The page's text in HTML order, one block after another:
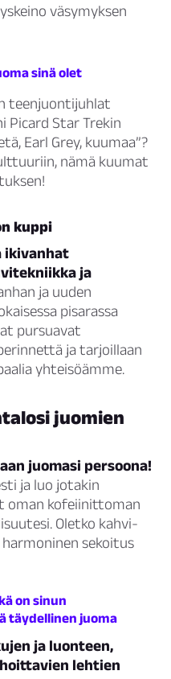
väsymyksen
sinä olet
teenjuontijuhlat
Picard Star Trekin
Earl Grey, kuumaa”?
nämä kuumat
kuppi
ikivanhat
ja
ja uuden
pisarassa
pursuavat
ja tarjoillaan
yhteisöämme.
juomien
juomasi persoona!
ja luo jotakin
oman kofeiinittoman
Oletko kahvi-
sekoitus
on sinun
täydellinen juoma
ja luonteen,
lehtien